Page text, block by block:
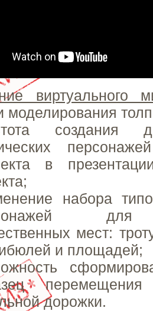
виртуального
моделирования
создания
в презентации
набора
для
мест:
и площадей;
дорожки.